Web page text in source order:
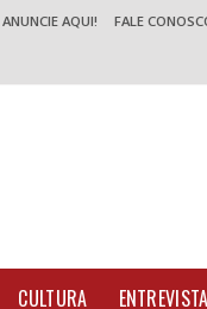
ANUNCIE AQUI! FALE
CULTURA ENTREVISTA